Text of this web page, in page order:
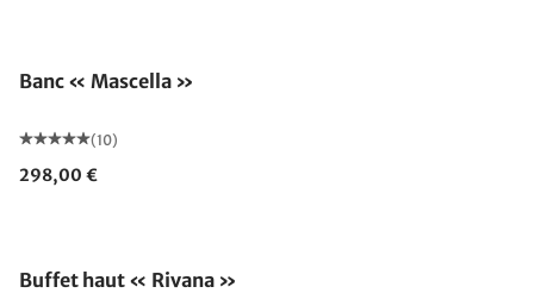
Banc « Mascella »
(10)
298,00 €
Buffet haut « Rivana »